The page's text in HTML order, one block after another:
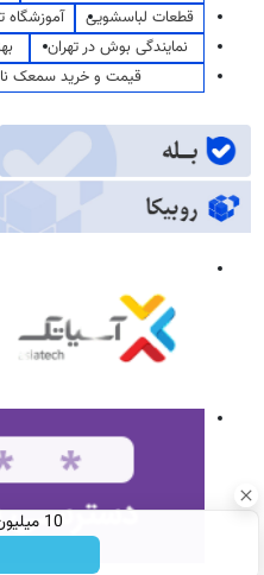
قطعات لباسشویی
آموزشگاه
نمایندگی بوش در تهران
قیمت و خرید سمعک
10 میلیون طلا بخر، آخر ماه 2 برابرشو ببر🔥